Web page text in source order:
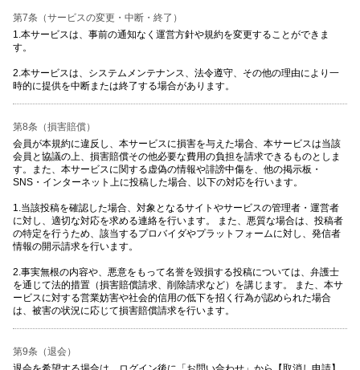
第7条（サービスの変更・中断・終了）
1.本サービスは、事前の通知なく運営方針や規約を変更することができま
す。
2.本サービスは、システムメンテナンス、法令遵守、その他の理由により一
時的に提供を中断または終了する場合があります。
第8条（損害賠償）
会員が本規約に違反し、本サービスに損害を与えた場合、本サービスは当該
会員と協議の上、損害賠償その他必要な費用の負担を請求できるものとしま
す。また、本サービスに関する虚偽の情報や誹謗中傷を、他の掲示板・
SNS・インターネット上に投稿した場合、以下の対応を行います。
1.当該投稿を確認した場合、対象となるサイトやサービスの管理者・運営者
に対し、適切な対応を求める連絡を行います。 また、悪質な場合は、投稿者
の特定を行うため、該当するプロバイダやプラットフォームに対し、発信者
情報の開示請求を行います。
2.事実無根の内容や、悪意をもって名誉を毀損する投稿については、弁護士
を通じて法的措置（損害賠償請求、削除請求など）を講じます。 また、本サ
ービスに対する営業妨害や社会的信用の低下を招く行為が認められた場合
は、被害の状況に応じて損害賠償請求を行います。
第9条（退会）